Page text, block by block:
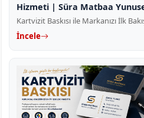
Hizmeti | Süra Matbaa
Kartvizit Baskısı ile Markanızı İlk
İncele